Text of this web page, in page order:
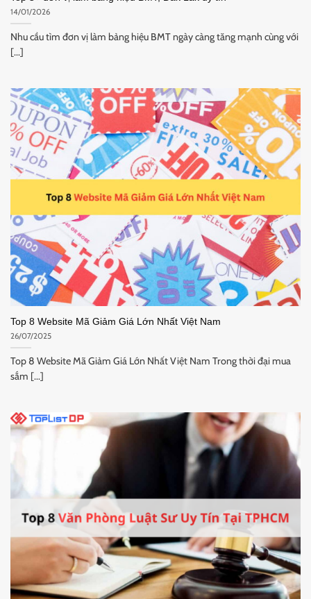
14/01/2026
Nhu cầu tìm đơn vị làm bảng hiệu BMT ngày càng tăng mạnh cùng với
[...]
Top 8 Website Mã Giảm Giá Lớn Nhất Việt Nam
26/07/2025
Top 8 Website Mã Giảm Giá Lớn Nhất Việt Nam Trong thời đại mua
sắm [...]